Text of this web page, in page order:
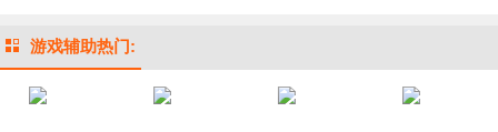
游戏辅助热门: